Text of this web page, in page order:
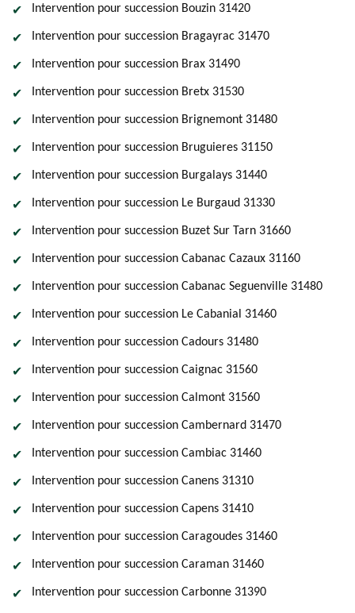
Intervention pour succession Bouzin 31420
Intervention pour succession Bragayrac 31470
Intervention pour succession Brax 31490
Intervention pour succession Bretx 31530
Intervention pour succession Brignemont 31480
Intervention pour succession Bruguieres 31150
Intervention pour succession Burgalays 31440
Intervention pour succession Le Burgaud 31330
Intervention pour succession Buzet Sur Tarn 31660
Intervention pour succession Cabanac Cazaux 31160
Intervention pour succession Cabanac Seguenville 31480
Intervention pour succession Le Cabanial 31460
Intervention pour succession Cadours 31480
Intervention pour succession Caignac 31560
Intervention pour succession Calmont 31560
Intervention pour succession Cambernard 31470
Intervention pour succession Cambiac 31460
Intervention pour succession Canens 31310
Intervention pour succession Capens 31410
Intervention pour succession Caragoudes 31460
Intervention pour succession Caraman 31460
Intervention pour succession Carbonne 31390